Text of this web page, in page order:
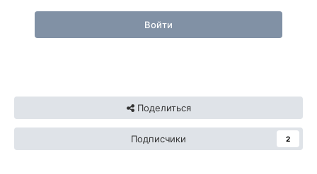
Войти
Поделиться
Подписчики 2